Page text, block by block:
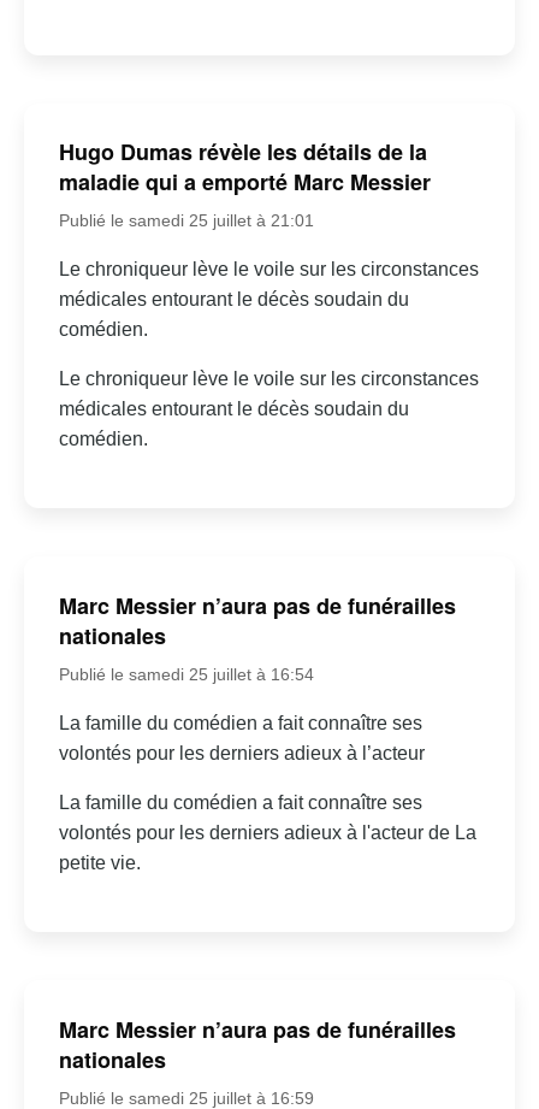
Hugo Dumas révèle les détails de la
maladie qui a emporté Marc Messier
Publié le samedi 25 juillet à 21:01
Le chroniqueur lève le voile sur les circonstances
médicales entourant le décès soudain du
comédien.
Le chroniqueur lève le voile sur les circonstances
médicales entourant le décès soudain du
comédien.
Marc Messier n’aura pas de funérailles
nationales
Publié le samedi 25 juillet à 16:54
La famille du comédien a fait connaître ses
volontés pour les derniers adieux à l’acteur
La famille du comédien a fait connaître ses
volontés pour les derniers adieux à l'acteur de La
petite vie.
Marc Messier n’aura pas de funérailles
nationales
Publié le samedi 25 juillet à 16:59